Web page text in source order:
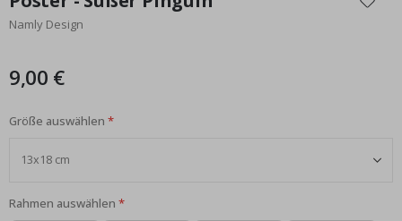
der
Bildgalerie
Namly Design
9,00 €
Größe auswählen
Rahmen auswählen